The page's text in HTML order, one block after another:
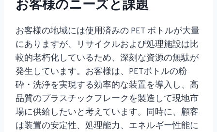
お客様の地域には使用済みの PET ボトルが大量
にありますが、リサイクルおよび処理施設は比
較的老朽化しているため、深刻な資源の無駄が
発生しています。お客様は、PETボトルの粉
砕・洗浄を実現する効率的な装置を導入し、高
品質のプラスチックフレークを製造して現地市
場に供給したいと考えています。同時に、顧客
は装置の安定性、処理能力、エネルギー性能に